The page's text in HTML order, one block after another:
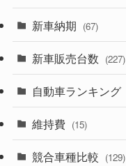
(329)
(357)
(328)
(242)
(85)
新車納期 (67)
(28)
(8)
新車販売台数 (227)
自動車ランキング
維持費 (15)
競合車種比較 (129)